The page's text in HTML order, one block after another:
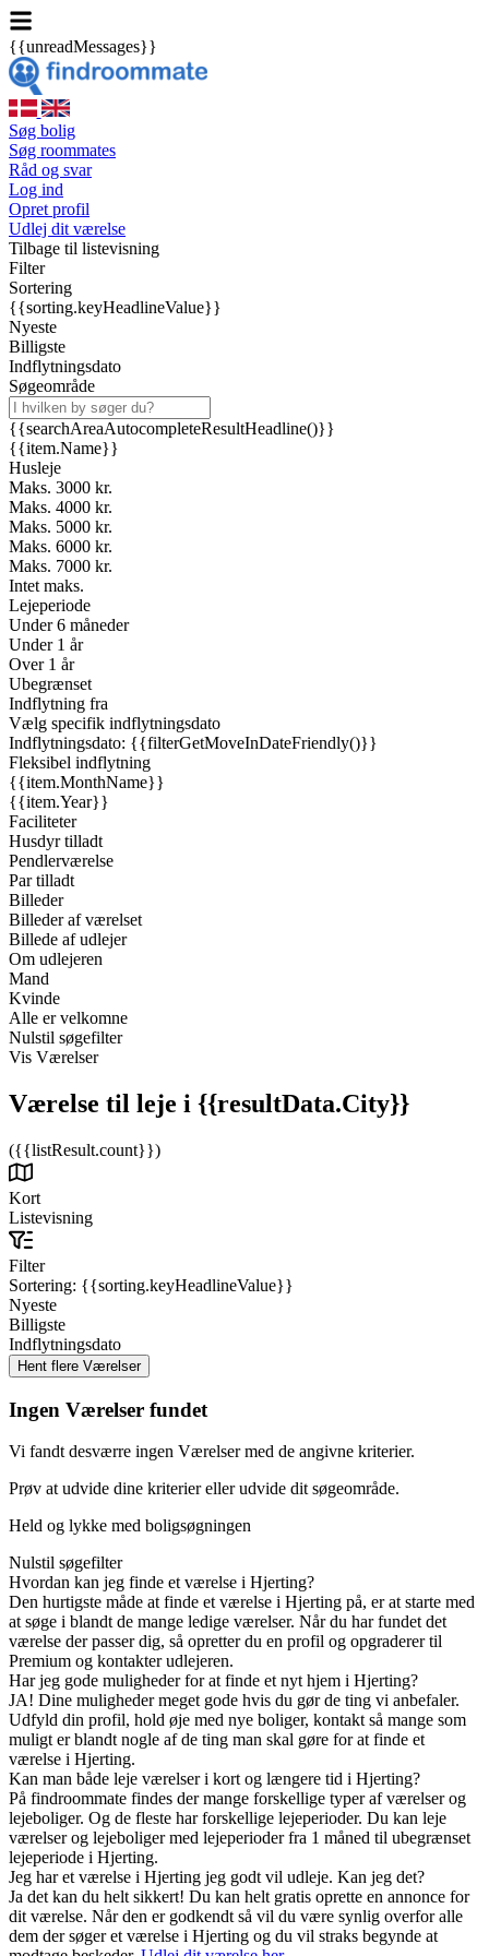
{{unreadMessages}}
Søg bolig
Søg roommates
Råd og svar
Log ind
Opret profil
Udlej dit værelse
Tilbage til listevisning
Filter
Sortering
{{sorting.keyHeadlineValue}}
Nyeste
Billigste
Indflytningsdato
Søgeområde
{{searchAreaAutocompleteResultHeadline()}}
{{item.Name}}
Husleje
Maks. 3000 kr.
Maks. 4000 kr.
Maks. 5000 kr.
Maks. 6000 kr.
Maks. 7000 kr.
Intet maks.
Lejeperiode
Under 6 måneder
Under 1 år
Over 1 år
Ubegrænset
Indflytning fra
Vælg specifik indflytningsdato
Indflytningsdato: {{filterGetMoveInDateFriendly()}}
Fleksibel indflytning
{{item.MonthName}}
{{item.Year}}
Faciliteter
Husdyr tilladt
Pendlerværelse
Par tilladt
Billeder
Billeder af værelset
Billede af udlejer
Om udlejeren
Mand
Kvinde
Alle er velkomne
Nulstil søgefilter
Vis Værelser
Værelse til leje i {{resultData.City}}
({{listResult.count}})
Kort
Listevisning
Filter
Sortering: {{sorting.keyHeadlineValue}}
Nyeste
Billigste
Indflytningsdato
Ingen Værelser fundet
Vi fandt desværre ingen Værelser med de angivne kriterier.
Prøv at udvide dine kriterier eller udvide dit søgeområde.
Held og lykke med boligsøgningen
Nulstil søgefilter
Hvordan kan jeg finde et værelse i Hjerting?
Den hurtigste måde at finde et værelse i Hjerting på, er at starte med
at søge i blandt de mange ledige værelser. Når du har fundet det
værelse der passer dig, så opretter du en profil og opgraderer til
Premium og kontakter udlejeren.
Har jeg gode muligheder for at finde et nyt hjem i Hjerting?
JA! Dine muligheder meget gode hvis du gør de ting vi anbefaler.
Udfyld din profil, hold øje med nye boliger, kontakt så mange som
muligt er blandt nogle af de ting man skal gøre for at finde et
værelse i Hjerting.
Kan man både leje værelser i kort og længere tid i Hjerting?
På findroommate findes der mange forskellige typer af værelser og
lejeboliger. Og de fleste har forskellige lejeperioder. Du kan leje
værelser og lejeboliger med lejeperioder fra 1 måned til ubegrænset
lejeperiode i Hjerting.
Jeg har et værelse i Hjerting jeg godt vil udleje. Kan jeg det?
Ja det kan du helt sikkert! Du kan helt gratis oprette en annonce for
dit værelse. Når den er godkendt så vil du være synlig overfor alle
dem der søger et værelse i Hjerting og du vil straks begynde at